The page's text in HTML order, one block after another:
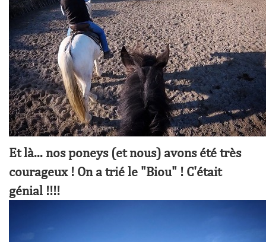
Et là... nos poneys (et nous) avons été très
courageux ! On a trié le "Biou" ! C'était
génial !!!!